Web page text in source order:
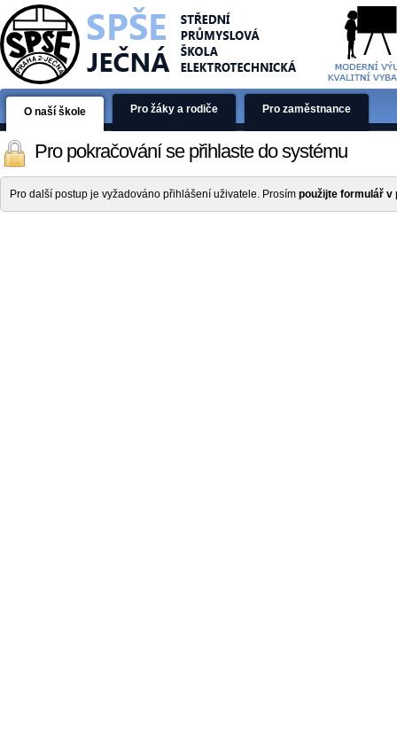
O naší škole Pro žáky a rodiče Pro zaměstnance
Pro pokračování se přihlaste do systému
Pro další postup je vyžadováno přihlášení uživatele. Prosím použijte formulář v